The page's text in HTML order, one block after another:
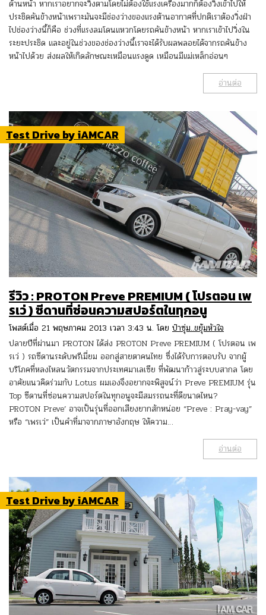
ด้านหน้า หากเราอยากจะวิ่งตามโดยไม่ต้องใช้แรงเครื่องมากก็ต้องวิ่งเข้าไปให้
ประชิดคันข้างหน้าเพราะมันจะมีช่องว่างของแรงต้านอากาศที่ปกติเราต้องวิ่งฝ่า
ไปช่องว่างนี้ก็คือ ช่วงที่แรงลมโดนแหวกโดยรถคันข้างหน้า หากเราเข้าไปวิ่งใน
ระยะประชิด และอยู่ในช่วงของช่องว่างนี้เราจะได้รับผลพลอยได้จากรถคันข้าง
หน้าไปด้วย ส่งผลให้เกิดลักษณะเหมือนแรงดูด เหมือนมีแม่เหล็กอ่อนๆ
อ่านต่อ
Test Drive by iAMCAR
รีวิว : PROTON Preve PREMIUM ( โปรตอน เพ
รเว่ ) ซีดานที่ซ่อนความสปอร์ตในทุกอนู
โพสต์เมื่อ 21 พฤษภาคม 2013 เวลา 3:43 น. โดย ป๋าซุ่ม..ขยุ้มหัวใจ
ปลายปีที่ผ่านมา PROTON ได้ส่ง PROTON Preve PREMIUM ( โปรตอน เพ
รเว่ ) รถซีดานระดับพรีเมี่ยม ออกสู่สายตาคนไทย ซึ่งได้รับการตอบรับ จากผู้
บริโภคที่หลงไหลนวัตกรรมจากประเทศมาเลเซีย ที่พัฒนาก้าวสู่ระบบสากล โดย
อาศัยแนวคิดร่วมกับ Lotus ผมเองจึงอยากจะพิสูจน์ว่า Preve PREMIUM รุ่น
Top ซีดานที่ซ่อนความสปอร์ตในทุกอนูจะมีสมรรถนะที่ดีขนาดไหน?
PROTON Preve’ อาจเป็นรุ่นที่ออกเสียงยากสักหน่อย “Preve : Pray-vay”
หรือ “เพรเว่” เป็นคำที่มาจากภาษาอังกฤษ ให้ความ…
อ่านต่อ
Test Drive by iAMCAR